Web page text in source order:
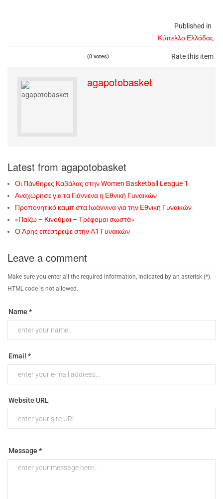
Published in
Κύπελλο Ελλάδας
Rate this item
(0 votes)
agapotobasket
Latest from agapotobasket
Οι Πάνθηρες Καβάλας στην Women Basketball League 1
Αναχώρησε για τα Γιάννενα η Εθνική Γυναικών
Προπονητικό καμπ στα Ιωάννινα για την Εθνική Γυναικών
«Παίζω – Κινούμαι – Τρέφομαι σωστά»
Ο Άρης επέστρεψε στην Α1 Γυναικών
Leave a comment
Make sure you enter all the required information, indicated by an asterisk (*).
HTML code is not allowed.
Name *
Email *
Website URL
Message *